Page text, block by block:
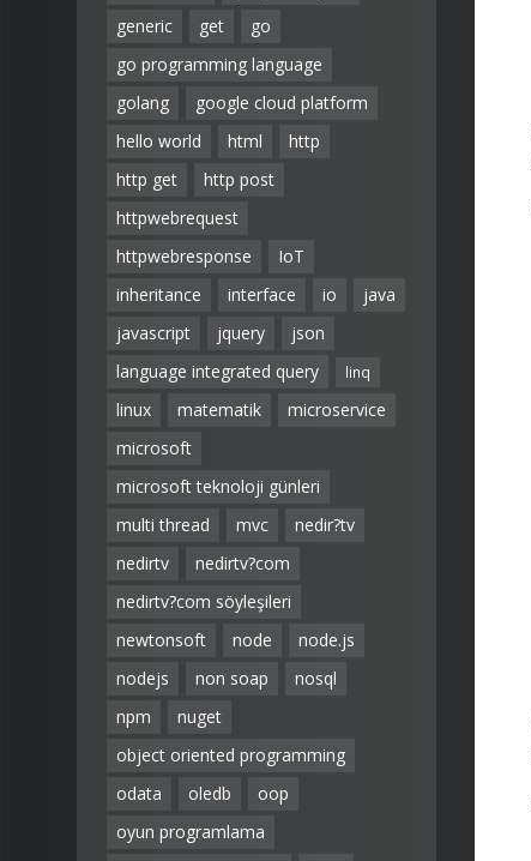
generic
get
go
go programming language
golang
google cloud platform
hello world
html
http
http get
http post
httpwebrequest
httpwebresponse
IoT
inheritance
interface io
java
javascript
jquery
json
language integrated query
linq
linux matematik
microservice
microsoft
microsoft teknoloji günleri
multi thread
mvc
nedir?tv
nedirtv
nedirtv?com
nedirtv?com söyleşileri
newtonsoft
node
node.js
nodejs
non soap
nosql
npm
nuget
object oriented programming
odata
oledb
oop
oyun programlama